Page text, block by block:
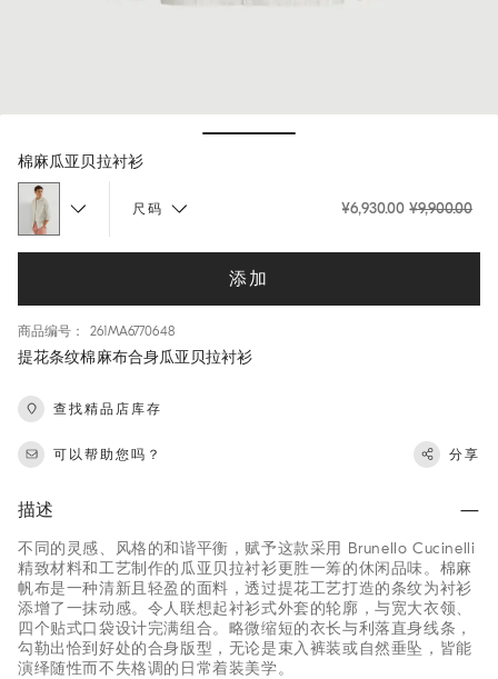
棉麻瓜亚贝拉衬衫
尺码 ¥6,930.00 ¥9,900.00
添加
商品编号： 261MA6770648
提花条纹棉麻布合身瓜亚贝拉衬衫
查找精品店库存
可以帮助您吗？ 分享
描述
不同的灵感、风格的和谐平衡，赋予这款采用 Brunello Cucinelli
精致材料和工艺制作的瓜亚贝拉衬衫更胜一筹的休闲品味。棉麻
帆布是一种清新且轻盈的面料，透过提花工艺打造的条纹为衬衫
添增了一抹动感。令人联想起衬衫式外套的轮廓，与宽大衣领、
四个贴式口袋设计完满组合。略微缩短的衣长与利落直身线条，
勾勒出恰到好处的合身版型，无论是束入裤装或自然垂坠，皆能
演绎随性而不失格调的日常着装美学。